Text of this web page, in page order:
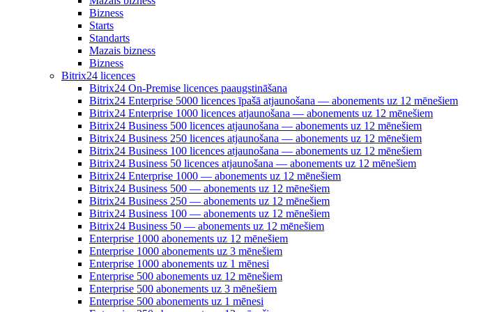
Bizness
Starts
Standarts
Mazais bizness
Bizness
Bitrix24 licences
Bitrix24 On-Premise licences paaugstināšana
Bitrix24 Enterprise 5000 licences īpašā atjaunošana — abonements uz 12 mēnešiem
Bitrix24 Enterprise 1000 licences atjaunošana — abonements uz 12 mēnešiem
Bitrix24 Business 500 licences atjaunošana — abonements uz 12 mēnešiem
Bitrix24 Business 250 licences atjaunošana — abonements uz 12 mēnešiem
Bitrix24 Business 100 licences atjaunošana — abonements uz 12 mēnešiem
Bitrix24 Business 50 licences atjaunošana — abonements uz 12 mēnešiem
Bitrix24 Enterprise 1000 — abonements uz 12 mēnešiem
Bitrix24 Business 500 — abonements uz 12 mēnešiem
Bitrix24 Business 250 — abonements uz 12 mēnešiem
Bitrix24 Business 100 — abonements uz 12 mēnešiem
Bitrix24 Business 50 — abonements uz 12 mēnešiem
Enterprise 1000 abonements uz 12 mēnešiem
Enterprise 1000 abonements uz 3 mēnešiem
Enterprise 1000 abonements uz 1 mēnesi
Enterprise 500 abonements uz 12 mēnešiem
Enterprise 500 abonements uz 3 mēnešiem
Enterprise 500 abonements uz 1 mēnesi